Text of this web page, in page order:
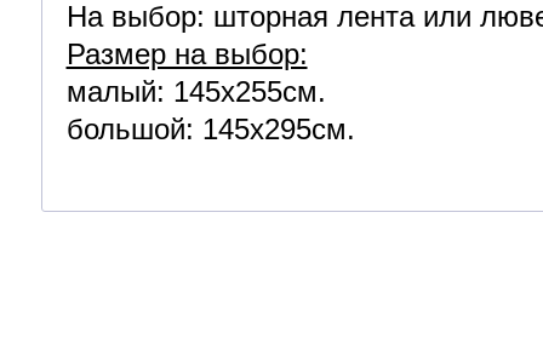
На выбор: шторная лента или
Размер на выбор:
малый: 145х255см.
большой: 145х295см.